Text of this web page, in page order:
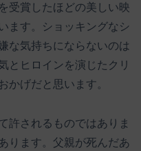
受賞したほどの美しい映
ます。ショッキングなシ
な気持ちにならないのは
とヒロインを演じたクリ
かげだと思います。
許されるものではありま
ります。父親が死んだあ